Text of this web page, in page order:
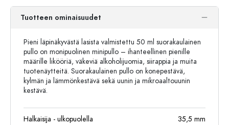
Tuotteen ominaisuudet
Pieni läpinäkyvästä lasista valmistettu 50 ml suorakaulainen
pullo on monipuolinen minipullo – ihanteellinen pienille
määrille likööriä, väkeviä alkoholijuomia, siirappia ja muita
tuotenäytteitä. Suorakaulainen pullo on konepestävä,
kylmän ja lämmönkestävä sekä uunin ja mikroaaltouunin
kestävä.
Halkaisija - ulkopuolella 35,5 mm